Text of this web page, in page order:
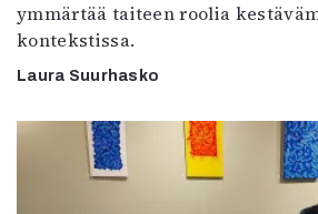
ymmärtää taiteen roolia
kontekstissa.
Laura Suurhasko